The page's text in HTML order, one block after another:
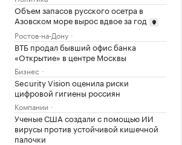
Объем запасов русского осетра в
Азовском море вырос вдвое за год
Ростов-на-Дону
ВТБ продал бывший офис банка
«Открытие» в центре Москвы
Бизнес
Security Vision оценила риски
цифровой гигиены россиян
Компании
Ученые США создали с помощью ИИ
вирусы против устойчивой кишечной
палочки